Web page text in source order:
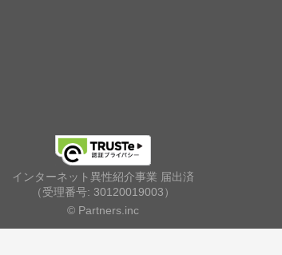
インターネット異性紹介事業 届出済
（受理番号: 30120019003）
© Partners.inc